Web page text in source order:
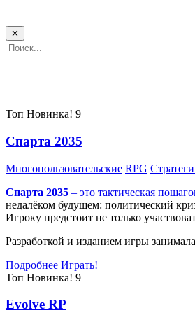
✕
Топ Новинка! 9
Спарта 2035
Многопользовательские RPG
Спарта 2035 – это тактическая
недалёком будущем: политический
Игроку предстоит не только
Разработкой и изданием игры
Подробнее Играть!
Топ Новинка! 9
Evolve RP